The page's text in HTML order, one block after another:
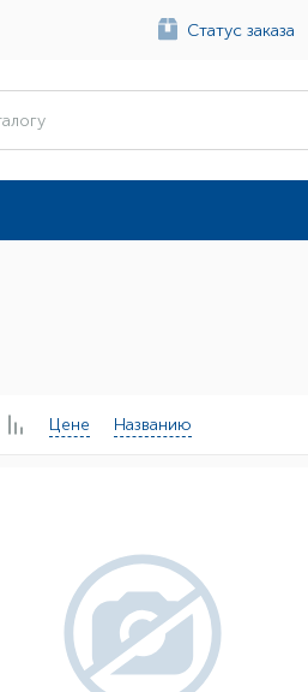
Статус заказа
Цене Названию